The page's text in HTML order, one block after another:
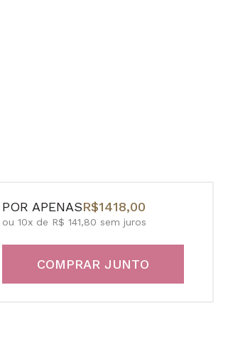
POR APENASR$1418,00
ou 10x de R$ 141,80 sem juros
COMPRAR JUNTO